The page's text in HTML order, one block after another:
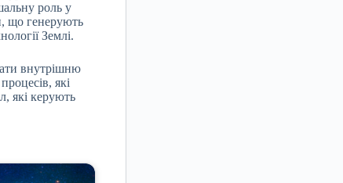
роль у
що генерують
Землі.
внутрішню
які
які керують